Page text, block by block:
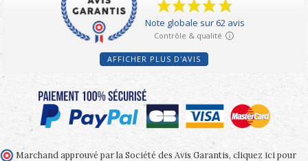
AFFICHER PLUS D'AVIS
Marchand approuvé par la Société des Avis Garantis, cliquez ici pour